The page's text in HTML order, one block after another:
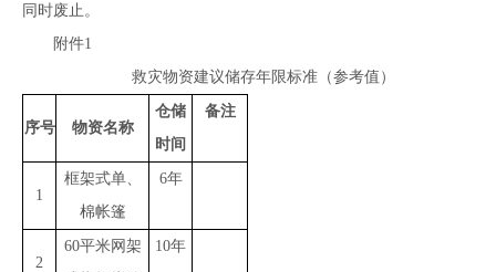
同时废止。
附件1
救灾物资建议储存年限标准（参考值）
序号 物资名称
仓储
时间
备注
1
框架式单、
棉帐篷
6年
2
60平米网架
10年